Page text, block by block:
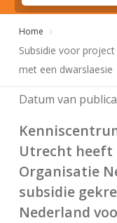
Home
Subsidie voor
met een dwarslaesie
Datum van
Utrecht heeft
Organisatie
subsidie
Nederland